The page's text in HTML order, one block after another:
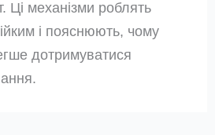
Ці механізми роблять
і пояснюють, чому
дотримуватися